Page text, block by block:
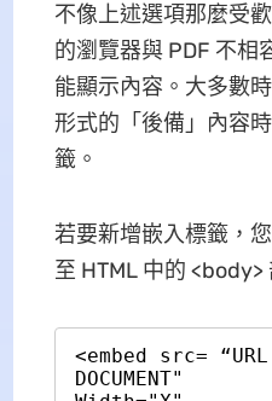
不像上述選項那麼受
的瀏覽器與 PDF 不相
能顯示內容。大多數
形式的「後備」內容
籤。
若要新增嵌入標籤，
至 HTML 中的 <body>
<embed src= “URL
DOCUMENT"